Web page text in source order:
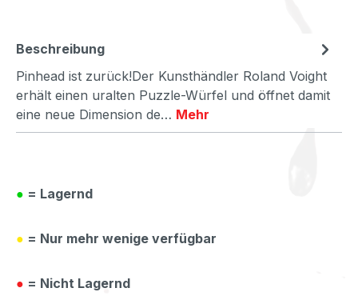
Beschreibung
Pinhead ist zurück!Der Kunsthändler Roland Voight
erhält einen uralten Puzzle-Würfel und öffnet damit
eine neue Dimension de… Mehr
● = Lagernd
● = Nur mehr wenige verfügbar
● = Nicht Lagernd